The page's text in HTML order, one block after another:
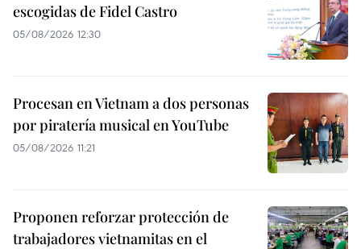
escogidas de Fidel Castro
05/08/2026 12:30
Procesan en Vietnam a dos personas
por piratería musical en YouTube
05/08/2026 11:21
Proponen reforzar protección de
trabajadores vietnamitas en el